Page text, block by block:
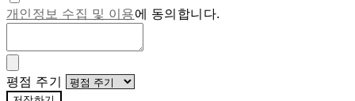
개인정보 수집 및 이용에 동의합니다.
평점 주기